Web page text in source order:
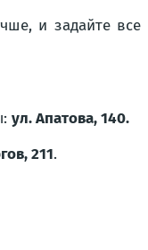
и задайте все
ул. Апатова, 140.
211.